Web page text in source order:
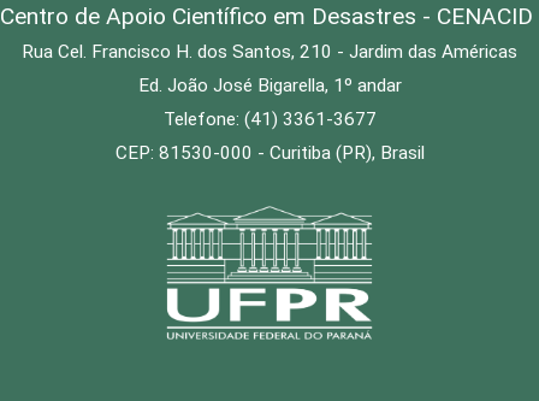
Centro de Apoio Científico em Desastres - CENACID
Rua Cel. Francisco H. dos Santos, 210 - Jardim das Américas
Ed. João José Bigarella, 1º andar
Telefone: (41) 3361-3677
CEP: 81530-000 - Curitiba (PR), Brasil